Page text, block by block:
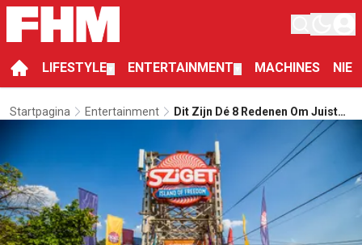
LIFESTYLE ENTERTAINMENT MACHINES
Startpagina Entertainment
Dit Zijn Dé 8 Redenen Om Juist
Wereldberoemde Sziget Te Gaan